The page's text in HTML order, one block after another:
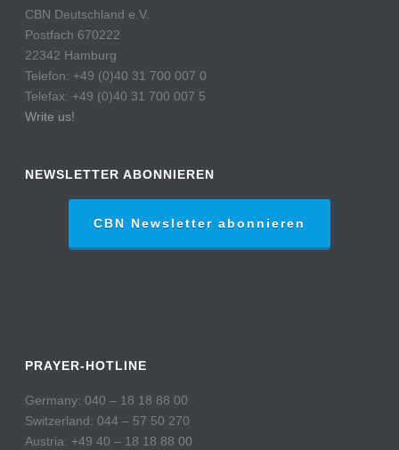
CBN Deutschland e.V.
Postfach 670222
22342 Hamburg
Telefon: +49 (0)40 31 700 007 0
Telefax: +49 (0)40 31 700 007 5
Write us!
NEWSLETTER ABONNIEREN
CBN Newsletter abonnieren
PRAYER-HOTLINE
Germany: 040 – 18 18 88 00
Switzerland: 044 – 57 50 270
Austria: +49 40 – 18 18 88 00